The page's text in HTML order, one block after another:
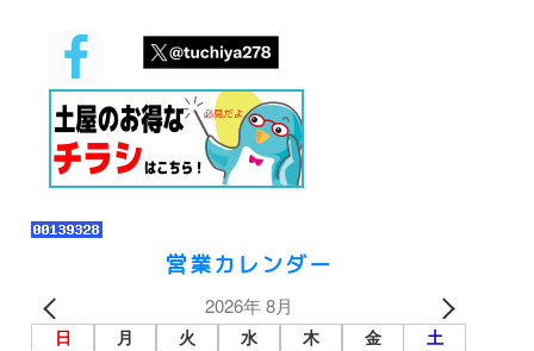
営業カレンダー
2026年 8月
日 月 火 水 木 金 土